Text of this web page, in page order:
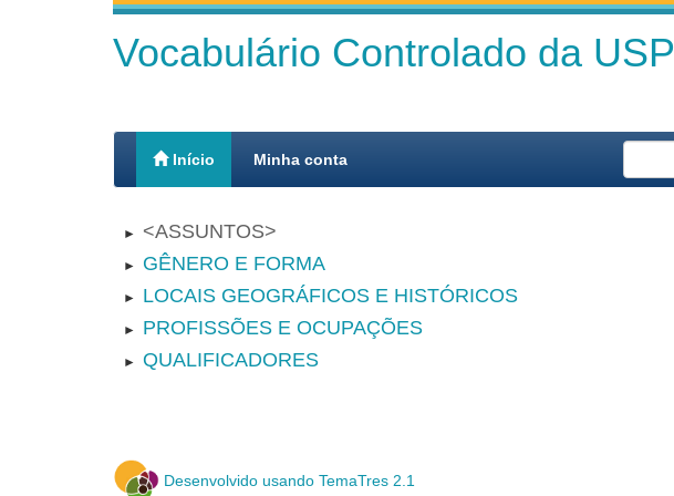
Vocabulário Controlado da USP
Início Minha conta
► ASSUNTOS
► GÊNERO E FORMA
► LOCAIS GEOGRÁFICOS E HISTÓRICOS
► PROFISSÕES E OCUPAÇÕES
► QUALIFICADORES
Desenvolvido usando TemaTres 2.1